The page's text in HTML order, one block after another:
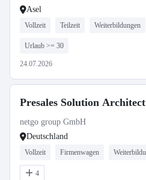
Asel
Vollzeit Teilzeit Weiterbildungen
Urlaub >= 30
24.07.2026
Presales Solution
netgo group GmbH
Deutschland
Vollzeit Firmenwagen
4